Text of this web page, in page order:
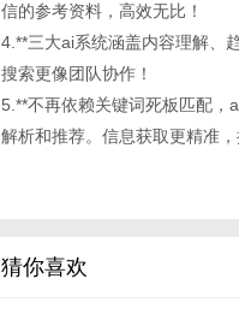
信的参考资料，高效无比！
4.**三大ai系统涵盖内容理解、
搜索更像团队协作！
5.**不再依赖关键词死板匹配，
解析和推荐。信息获取更精准
猜你喜欢